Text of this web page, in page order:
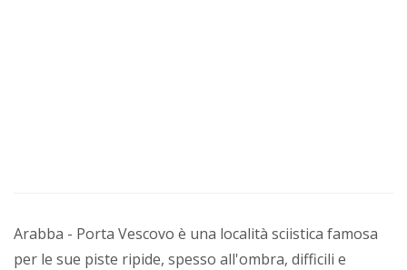
Arabba - Porta Vescovo è una località sciistica famosa
per le sue piste ripide, spesso all'ombra, difficili e